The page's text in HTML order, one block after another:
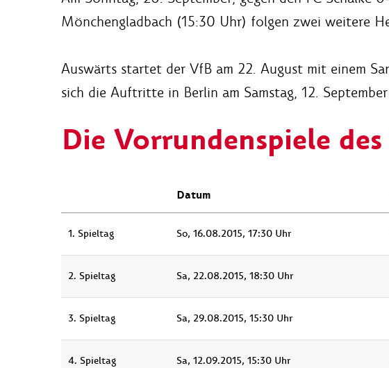
Mönchengladbach (15:30 Uhr) folgen zwei weitere
Auswärts startet der VfB am 22. August mit einem
sich die Auftritte in Berlin am Samstag, 12.
Die Vorrundenspiele
Datum
1. Spieltag So, 16.08.2015, 17:30 Uhr
2. Spieltag Sa, 22.08.2015, 18:30 Uhr
3. Spieltag Sa, 29.08.2015, 15:30 Uhr
4. Spieltag Sa, 12.09.2015, 15:30 Uhr